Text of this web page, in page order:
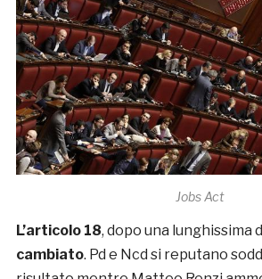
Jobs Act
L’articolo 18, dopo una lunghissima
cambiato. Pd e Ncd si reputano